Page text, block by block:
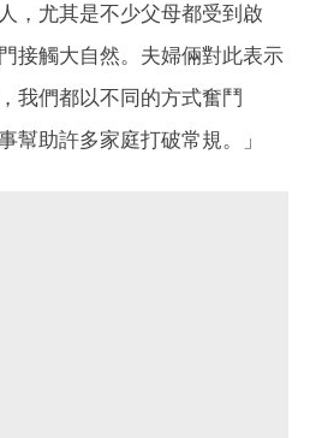
，尤其是不少父母都受到啟
接觸大自然。夫婦倆對此表示
我們都以不同的方式奮鬥
助許多家庭打破常規。」